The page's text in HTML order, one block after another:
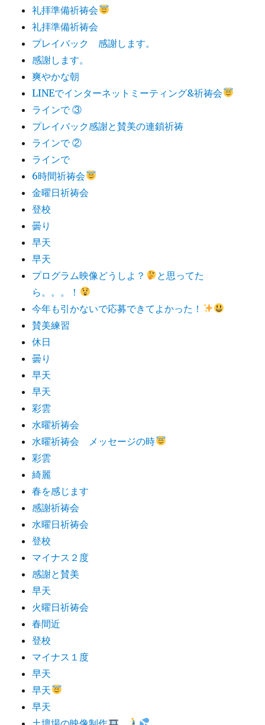
礼拝準備祈祷会
礼拝準備祈祷会
プレイバック 感謝します。
感謝します。
爽やかな朝
LINEでインターネットミーティング&祈祷会
ラインで ③
プレイバック感謝と賛美の連鎖祈祷
ラインで ②
ラインで
6時間祈祷会
金曜日祈祷会
登校
曇り
早天
早天
プログラム映像どうしよ？
と思ってた
ら。。。！
今年も引かないで応募できてよかった！
賛美練習
休日
曇り
早天
早天
彩雲
水曜祈祷会
水曜祈祷会 メッセージの時
彩雲
綺麗
春を感じます
感謝祈祷会
水曜日祈祷会
登校
マイナス２度
感謝と賛美
早天
火曜日祈祷会
春間近
登校
マイナス１度
早天
早天
早天